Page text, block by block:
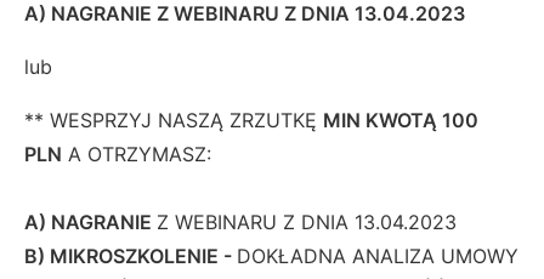
A) NAGRANIE Z WEBINARU Z DNIA 13.04.2023
lub
** WESPRZYJ NASZĄ ZRZUTKĘ MIN KWOTĄ 100
PLN A OTRZYMASZ:
A) NAGRANIE Z WEBINARU Z DNIA 13.04.2023
B) MIKROSZKOLENIE - DOKŁADNA ANALIZA UMOWY